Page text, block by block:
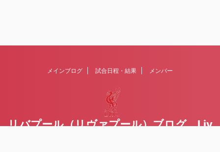
メインブログ 試合日程・結果 メンバー
リバプール（リヴァプール）ブログ Liv